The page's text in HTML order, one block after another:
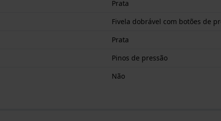
Prata
Fivela dobrável com botões de
Prata
Pinos de pressão
Não